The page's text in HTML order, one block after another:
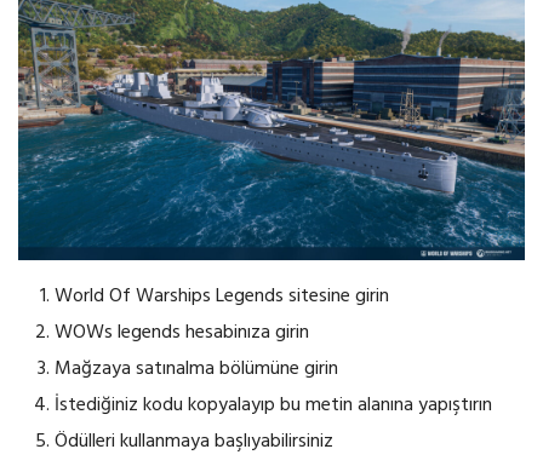
World Of Warships Legends sitesine girin
WOWs legends hesabinıza girin
Mağzaya satınalma bölümüne girin
İstediğiniz kodu kopyalayıp bu metin alanına yapıştırın
Ödülleri kullanmaya başlıyabilirsiniz